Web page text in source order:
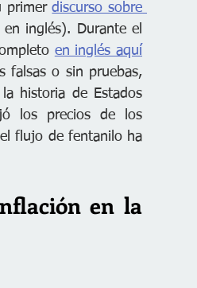
primer discurso sobre
inglés). Durante el
en inglés aquí
falsas o sin pruebas,
historia de Estados
los precios de los
flujo de fentanilo ha
en la